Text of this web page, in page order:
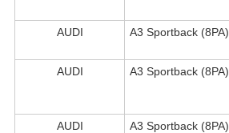
AUDI
A3 Sportback (8PA)
AUDI
A3 Sportback (8PA)
AUDI
A3 Sportback (8PA)